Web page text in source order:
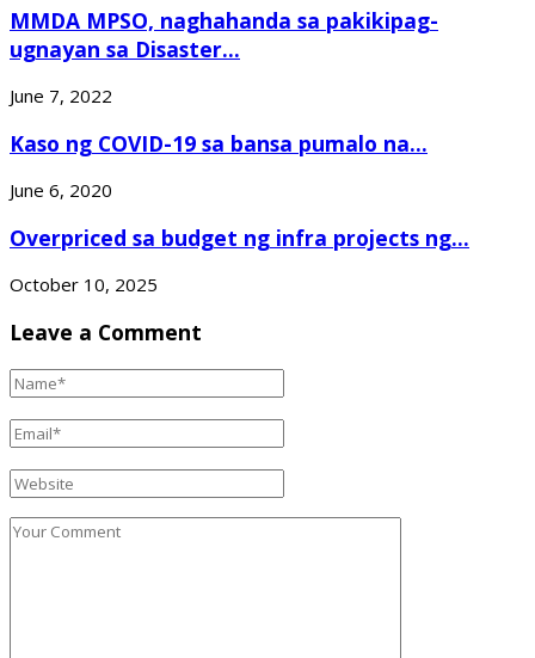
MMDA MPSO, naghahanda sa pakikipag-
ugnayan sa Disaster...
June 7, 2022
Kaso ng COVID-19 sa bansa pumalo na...
June 6, 2020
Overpriced sa budget ng infra projects ng...
October 10, 2025
Leave a Comment